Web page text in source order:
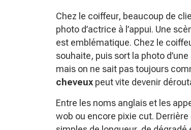
Chez le coiffeur, beaucoup de
photo d’actrice à l’appui. Une
est emblématique. Chez le
souhaite, puis sort la photo
mais on ne sait pas toujours
cheveux peut vite devenir
Entre les noms anglais et les
wob ou encore pixie cut.